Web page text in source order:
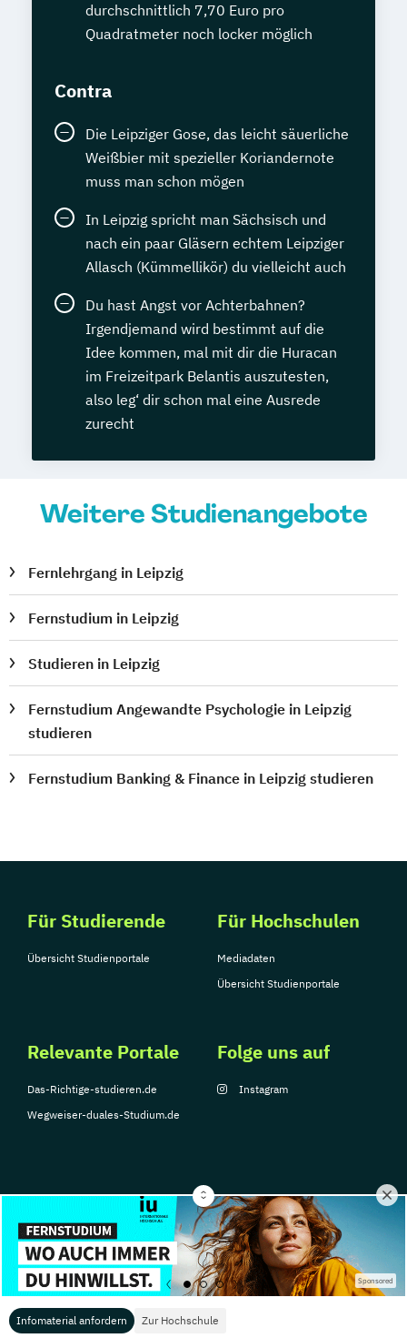
Infomaterial anfordern Zur Hochschule
Sponsored
durchschnittlich 7,70 Euro pro
Quadratmeter noch locker möglich
Contra
Die Leipziger Gose, das leicht säuerliche
Weißbier mit spezieller Koriandernote
muss man schon mögen
In Leipzig spricht man Sächsisch und
nach ein paar Gläsern echtem Leipziger
Allasch (Kümmellikör) du vielleicht auch
Du hast Angst vor Achterbahnen?
Irgendjemand wird bestimmt auf die
Idee kommen, mal mit dir die Huracan
im Freizeitpark Belantis auszutesten,
also leg‘ dir schon mal eine Ausrede
zurecht
Weitere Studienangebote
Fernlehrgang in Leipzig
Fernstudium in Leipzig
Studieren in Leipzig
Fernstudium Angewandte Psychologie in Leipzig
studieren
Fernstudium Banking & Finance in Leipzig studieren
Für Studierende
Übersicht Studienportale
Für Hochschulen
Mediadaten
Übersicht Studienportale
Relevante Portale
Das-Richtige-studieren.de
Wegweiser-duales-Studium.de
Folge uns auf
Instagram
© Copyright 2026, TarGroup Media GmbH
Impressum
Über
uns
Datenschutzerklärung Nutzungsbedingungen